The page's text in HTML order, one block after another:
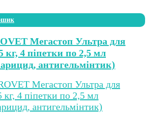
Мегастоп Ультра для
кг, 4 піпетки по 2,5 мл
антигельмінтик)